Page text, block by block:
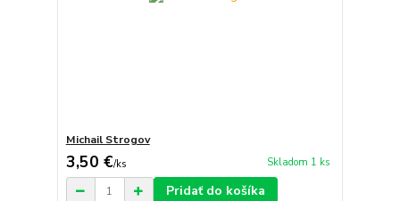
Michail Strogov
3,50 €/ks Skladom 1 ks
Pridať do košíka